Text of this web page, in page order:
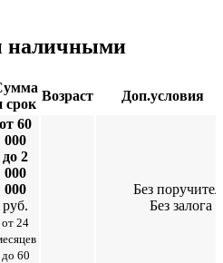
наличными
срок
Возраст Доп.условия
от 60
000
до 2
000
000
руб.
от 24
до 60
Без
Без залога